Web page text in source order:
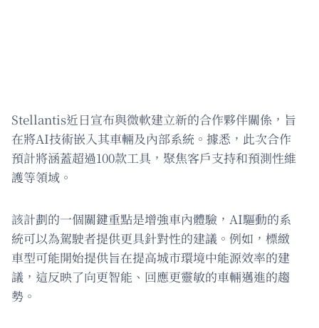
Stellantis近日宣布與微軟建立新的合作夥伴關係，旨
在將AI技術嵌入其車輛及內部系統。據悉，此次合作
預計將涵蓋超過100款工具，聚焦客戶支持和預測性維
護等領域。
該計劃的一個關鍵重點是增強車內體驗，AI驅動的系
統可以為駕駛者提供更具針對性的建議。例如，標緻
車型可能開始提供旨在提高城市環境中能源效率的建
議，這反映了向更智能、回應更靈敏的車輛邁進的趨
勢。